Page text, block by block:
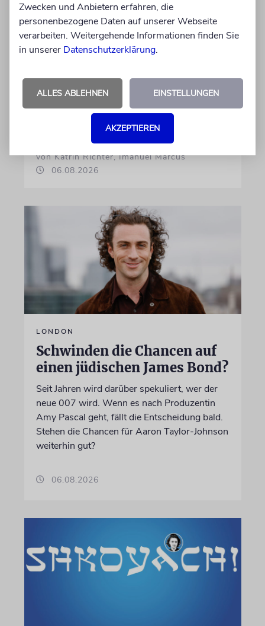
GEHEIMNISSE & GESTÄNDNISSE
Plotkes
Klatsch und Tratsch aus der jüdischen Welt
von Katrin Richter, Imanuel Marcus
06.08.2026
LONDON
Schwinden die Chancen auf
einen jüdischen James Bond?
Seit Jahren wird darüber spekuliert, wer der
neue 007 wird. Wenn es nach Produzentin
Amy Pascal geht, fällt die Entscheidung bald.
Stehen die Chancen für Aaron Taylor-Johnson
weiterhin gut?
06.08.2026
Zwecken und Anbietern erfahren, die
personenbezogene Daten auf unserer Webseite
verarbeiten. Weitergehende Informationen finden Sie
in unserer Datenschutzerklärung.
ALLES ABLEHNEN EINSTELLUNGEN
AKZEPTIEREN